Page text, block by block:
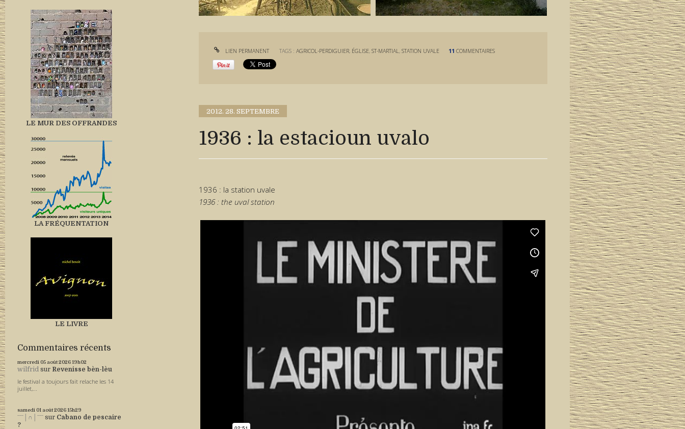
LE MUR DES OFFRANDES
LA FRÉQUENTATION
LE LIVRE
Commentaires récents
mercredi 05 août 2026 19h02
wilfrid sur Revenisse bèn-lèu
le festival a toujours fait relache les 14
juillet,...
samedi 01 août 2026 15h29
ˉˉˉ│∩│ˉˉˉ sur Cabano de pescaire
?
LIEN PERMANENT TAGS :AGRICOL-PERDIGUIER, ÉGLISE,ST-MARTIAL ,STATION UVALE 11 COMMENTAIRES
2012. 28. SEPTEMBRE
1936 : la estacioun uvalo
1936 : la station uvale
1936 : the uval station